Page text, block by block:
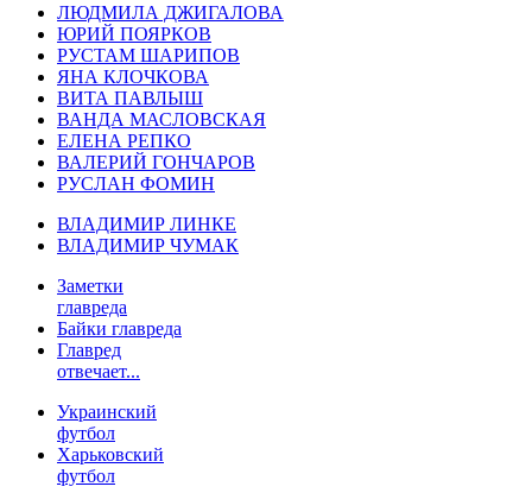
ЛЮДМИЛА ДЖИГАЛОВА
ЮРИЙ ПОЯРКОВ
РУСТАМ ШАРИПОВ
ЯНА КЛОЧКОВА
ВИТА ПАВЛЫШ
ВАНДА МАСЛОВСКАЯ
ЕЛЕНА РЕПКО
ВАЛЕРИЙ ГОНЧАРОВ
РУСЛАН ФОМИН
ВЛАДИМИР ЛИНКЕ
ВЛАДИМИР ЧУМАК
Заметки
главреда
Байки главреда
Главред
отвечает...
Украинский
футбол
Харьковский
футбол